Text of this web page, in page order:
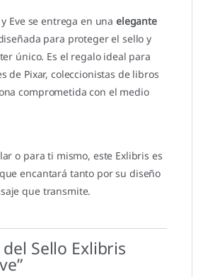
Eve se entrega en una elegante
para proteger el sello y
único. Es el regalo ideal para
de Pixar, coleccionistas de libros
comprometida con el medio
o para ti mismo, este Exlibris es
encantará tanto por su diseño
que transmite.
Sello Exlibris